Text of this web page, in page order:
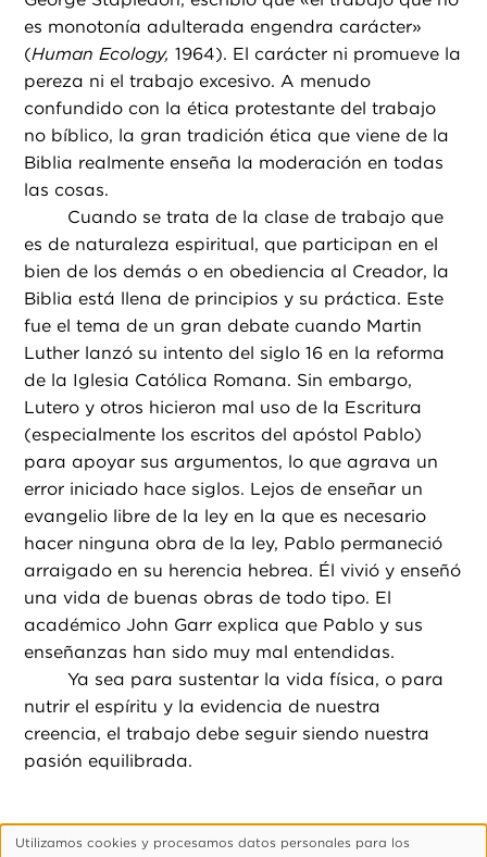
es monotonía adulterada engendra carácter»
(Human Ecology, 1964). El carácter ni promueve la
pereza ni el trabajo excesivo. A menudo
confundido con la ética protestante del trabajo
no bíblico, la gran tradición ética que viene de la
Biblia realmente enseña la moderación en todas
las cosas.
Cuando se trata de la clase de trabajo que
es de naturaleza espiritual, que participan en el
bien de los demás o en obediencia al Creador, la
Biblia está llena de principios y su práctica. Este
fue el tema de un gran debate cuando Martin
Luther lanzó su intento del siglo 16 en la reforma
de la Iglesia Católica Romana. Sin embargo,
Lutero y otros hicieron mal uso de la Escritura
(especialmente los escritos del apóstol Pablo)
para apoyar sus argumentos, lo que agrava un
error iniciado hace siglos. Lejos de enseñar un
evangelio libre de la ley en la que es necesario
hacer ninguna obra de la ley, Pablo permaneció
arraigado en su herencia hebrea. Él vivió y enseñó
una vida de buenas obras de todo tipo. El
académico John Garr explica que Pablo y sus
enseñanzas han sido muy mal entendidas.
Ya sea para sustentar la vida física, o para
nutrir el espíritu y la evidencia de nuestra
creencia, el trabajo debe seguir siendo nuestra
pasión equilibrada.
Utilizamos cookies y procesamos datos personales para los